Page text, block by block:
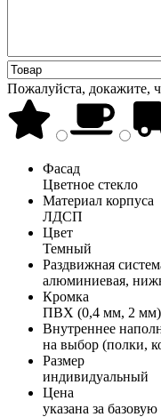
Пожалуйста, докажите,
Фасад
Цветное стекло
Материал корпуса
ЛДСП
Цвет
Темный
Раздвижная
алюминиевая,
Кромка
ПВХ (0,4 мм, 2 мм)
Внутреннее
на выбор (полки,
Размер
индивидуальный
Цена
указана за